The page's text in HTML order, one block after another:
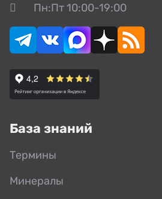
Пн:Пт 10:00-19:00
База знаний
Термины
Минералы